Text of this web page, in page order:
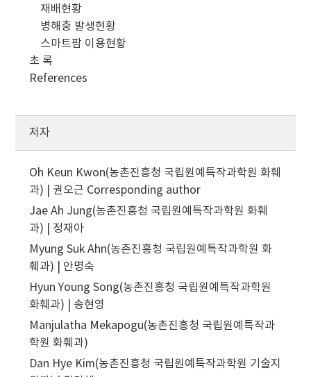
재배현황
병해충 발생현황
스마트팜 이용현황
초 록
References
저자
Oh Keun Kwon(농촌진흥청 국립원예특작과학원 화훼
과) | 권오근 Corresponding author
Jae Ah Jung(농촌진흥청 국립원예특작과학원 화훼
과) | 정재아
Myung Suk Ahn(농촌진흥청 국립원예특작과학원 화
훼과) | 안명숙
Hyun Young Song(농촌진흥청 국립원예특작과학원
화훼과) | 송현영
Manjulatha Mekapogu(농촌진흥청 국립원예특작과
학원 화훼과)
Dan Hye Kim(농촌진흥청 국립원예특작과학원 기술지